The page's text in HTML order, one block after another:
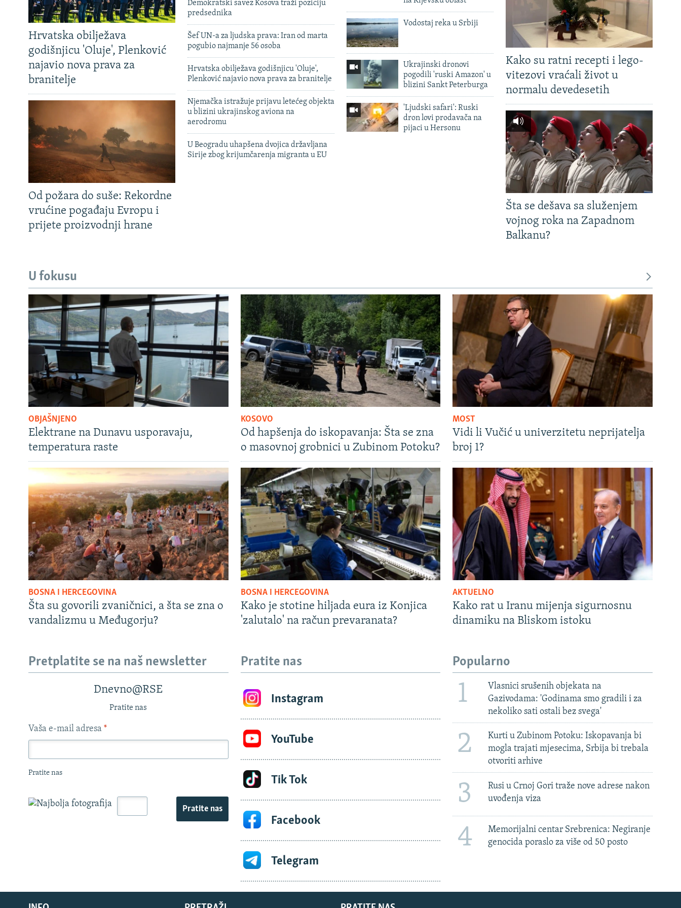
Hrvatska obilježava
godišnjicu 'Oluje', Plenković
najavio nova prava za
branitelje
Od požara do suše: Rekordne
vrućine pogađaju Evropu i
prijete proizvodnji hrane
Demokratski savez Kosova traži poziciju
predsednika
Šef UN-a za ljudska prava: Iran od marta
pogubio najmanje 56 osoba
Hrvatska obilježava godišnjicu 'Oluje',
Plenković najavio nova prava za branitelje
Njemačka istražuje prijavu letećeg objekta
u blizini ukrajinskog aviona na
aerodromu
U Beogradu uhapšena dvojica državljana
Sirije zbog krijumčarenja migranta u EU
Vodostaj reka u Srbiji
Ukrajinski dronovi
pogodili 'ruski Amazon' u
blizini Sankt Peterburga
'Ljudski safari': Ruski
dron lovi prodavača na
pijaci u Hersonu
Kako su ratni recepti i lego-
vitezovi vraćali život u
normalu devedesetih
Šta se dešava sa služenjem
vojnog roka na Zapadnom
Balkanu?
U fokusu
OBJAŠNJENO
Elektrane na Dunavu usporavaju,
temperatura raste
KOSOVO
Od hapšenja do iskopavanja: Šta se zna
o masovnoj grobnici u Zubinom Potoku?
MOST
Vidi li Vučić u univerzitetu neprijatelja
broj 1?
BOSNA I HERCEGOVINA
Šta su govorili zvaničnici, a šta se zna o
vandalizmu u Međugorju?
BOSNA I HERCEGOVINA
Kako je stotine hiljada eura iz Konjica
'zalutalo' na račun prevaranata?
AKTUELNO
Kako rat u Iranu mijenja sigurnosnu
dinamiku na Bliskom istoku
Pretplatite se na naš newsletter
Dnevno@RSE
Pratite nas
Vaša e-mail adresa *
Pratite nas
Pratite nas
Pratite nas
Instagram
YouTube
Tik Tok
Facebook
Telegram
Popularno
1
Vlasnici srušenih objekata na
Gazivodama: 'Godinama smo gradili i za
nekoliko sati ostali bez svega'
2
Kurti u Zubinom Potoku: Iskopavanja bi
mogla trajati mjesecima, Srbija bi trebala
otvoriti arhive
3
Rusi u Crnoj Gori traže nove adrese nakon
uvođenja viza
4
Memorijalni centar Srebrenica: Negiranje
genocida poraslo za više od 50 posto